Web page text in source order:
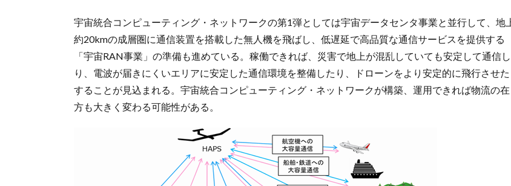
宇宙統合コンピューティング・ネットワークの第1弾としては宇宙データセンタ事業と並行して、地
約20kmの成層圏に通信装置を搭載した無人機を飛ばし、低遅延で高品質な通信サービスを提供する
「宇宙RAN事業」の準備も進めている。稼働できれば、災害で地上が混乱していても安定して通信
り、電波が届きにくいエリアに安定した通信環境を整備したり、ドローンをより安定的に飛行させた
することが見込まれる。宇宙統合コンピューティング・ネットワークが構築、運用できれば物流の在
方も大きく変わる可能性がある。